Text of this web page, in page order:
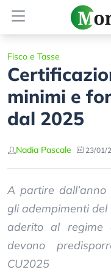
Fisco e Tasse
minimi e
dal 2025
Nadia Pascale 23/01/
A partire
gli adempimenti
aderito al regime
devono
CU2025